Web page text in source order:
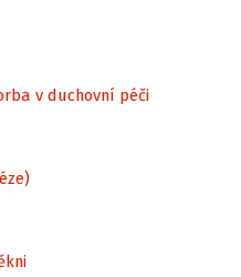
v duchovní péči